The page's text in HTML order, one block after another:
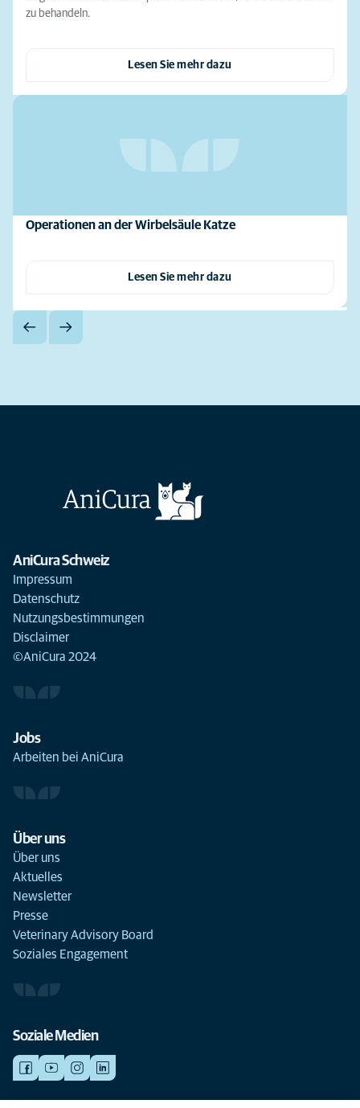
zu behandeln.
Lesen Sie mehr dazu
Operationen an der Wirbelsäule Katze
Lesen Sie mehr dazu
AniCura Schweiz
Impressum
Datenschutz
Nutzungsbestimmungen
Disclaimer
©AniCura 2024
Jobs
Arbeiten bei AniCura
Über uns
Über uns
Aktuelles
Newsletter
Presse
Veterinary Advisory Board
Soziales Engagement
Soziale Medien